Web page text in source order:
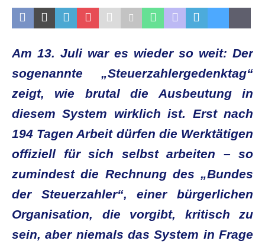
Am 13. Juli war es wieder so weit: Der
sogenannte „Steuerzahlergedenktag“
zeigt, wie brutal die Ausbeutung in
diesem System wirklich ist. Erst nach
194 Tagen Arbeit dürfen die Werktätigen
offiziell für sich selbst arbeiten – so
zumindest die Rechnung des „Bundes
der Steuerzahler“, einer bürgerlichen
Organisation, die vorgibt, kritisch zu
sein, aber niemals das System in Frage